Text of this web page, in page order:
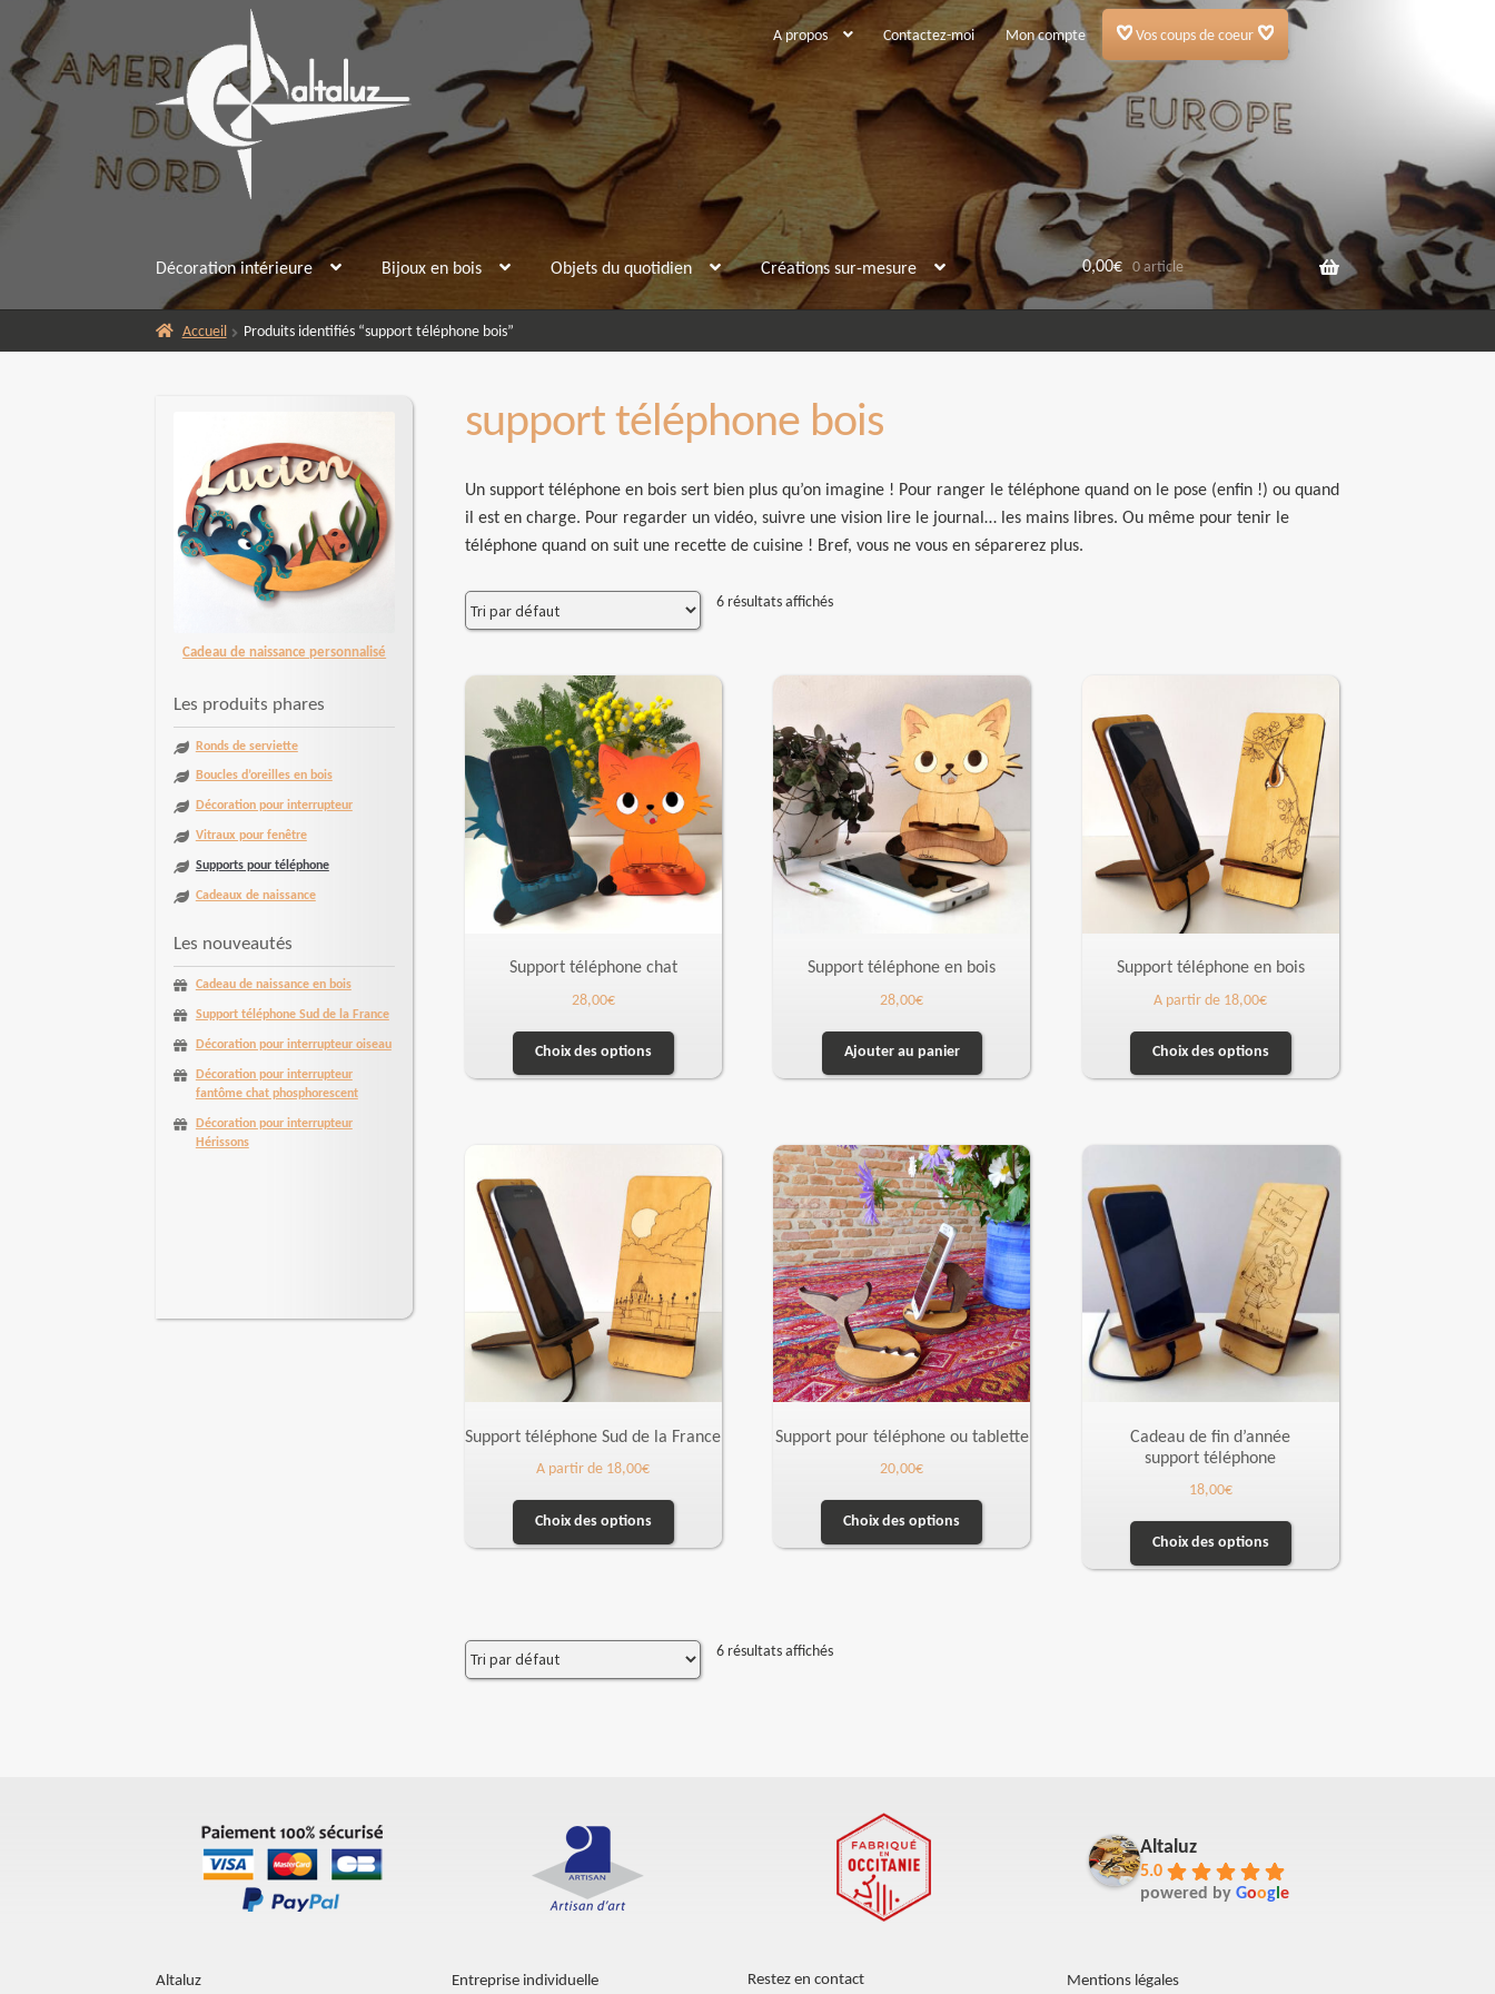
la
navigation
contenu
A propos Contactez-moi Mon compte Vos coups de coeur
Décoration intérieure Bijoux en bois Objets du quotidien Créations sur-mesure 0,00€ 0 article
Accueil Produits identifiés “support téléphone bois”
support téléphone bois
Un support téléphone en bois sert bien plus qu’on imagine ! Pour ranger le téléphone quand on le pose (enfin !) ou quand
il est en charge. Pour regarder un vidéo, suivre une vision lire le journal… les mains libres. Ou même pour tenir le
téléphone quand on suit une recette de cuisine ! Bref, vous ne vous en séparerez plus.
6 résultats affichés
Support téléphone chat
28,00€
Choix des options
Support téléphone en bois
28,00€
Ajouter au panier
Support téléphone en bois
A partir de 18,00€
Choix des options
Support téléphone Sud de la France
A partir de 18,00€
Choix des options
Support pour téléphone ou tablette
20,00€
Choix des options
Cadeau de fin d’année
support téléphone
18,00€
Choix des options
6 résultats affichés
Cadeau de naissance personnalisé
Les produits phares
Ronds de serviette
Boucles d’oreilles en bois
Décoration pour interrupteur
Vitraux pour fenêtre
Supports pour téléphone
Cadeaux de naissance
Les nouveautés
Cadeau de naissance en bois
Support téléphone Sud de la France
Décoration pour interrupteur oiseau
Décoration pour interrupteur
fantôme chat phosphorescent
Décoration pour interrupteur
Hérissons
Altaluz Entreprise individuelle Restez en contact
Altaluz
5.0
powered byGoog le
Mentions légales